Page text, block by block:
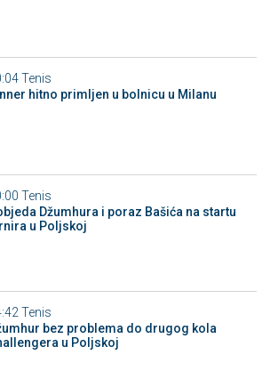
Tenis
hitno primljen u bolnicu u Milanu
Tenis
Džumhura i poraz Bašića na startu
u Poljskoj
Tenis
bez problema do drugog kola
u Poljskoj